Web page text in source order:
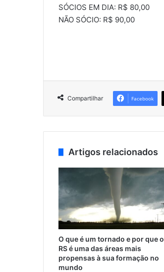
SÓCIOS EM DIA: R$ 80,00
NÃO SÓCIO: R$ 90,00
Compartilhar Facebook
Artigos relacionados
O que é um tornado e por que o
RS é uma das áreas mais
propensas à sua formação no
mundo